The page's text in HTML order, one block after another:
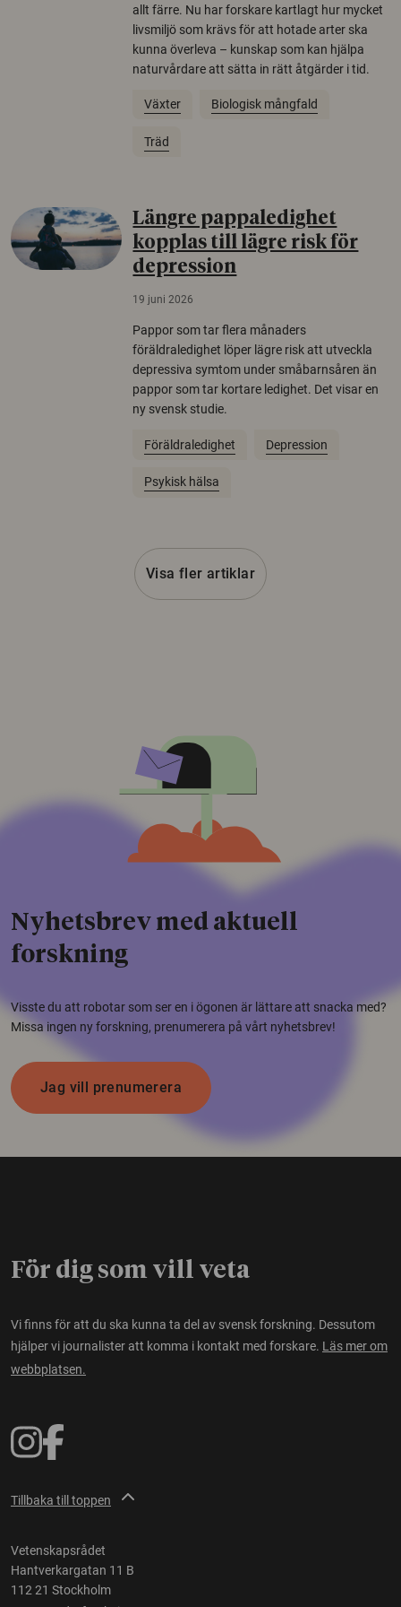
allt färre. Nu har forskare kartlagt hur mycket
livsmiljö som krävs för att hotade arter ska
kunna överleva – kunskap som kan hjälpa
naturvårdare att sätta in rätt åtgärder i tid.
Växter Biologisk mångfald
Träd
Längre pappaledighet
kopplas till lägre risk för
depression
19 juni 2026
Pappor som tar flera månaders
föräldraledighet löper lägre risk att utveckla
depressiva symtom under småbarnsåren än
pappor som tar kortare ledighet. Det visar en
ny svensk studie.
Föräldraledighet Depression
Psykisk hälsa
Visa fler artiklar
Nyhetsbrev med aktuell
forskning
Visste du att robotar som ser en i ögonen är lättare att snacka med?
Missa ingen ny forskning, prenumerera på vårt nyhetsbrev!
Jag vill prenumerera
För dig som vill veta
Vi finns för att du ska kunna ta del av svensk forskning. Dessutom
hjälper vi journalister att komma i kontakt med forskare. Läs mer om
webbplatsen.
Tillbaka till toppen
Vetenskapsrådet
Hantverkargatan 11 B
112 21 Stockholm